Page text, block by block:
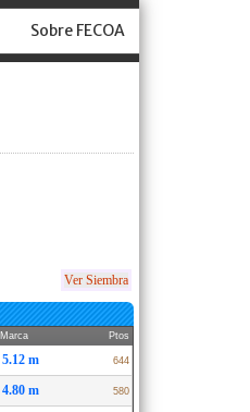
Sobre FECOA
Ver Siembra
Marca Ptos
5.12 m 644
4.80 m 580